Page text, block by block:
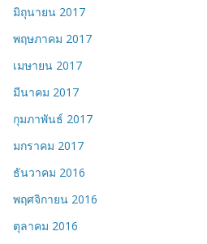
มิถุนายน 2017
พฤษภาคม 2017
เมษายน 2017
มีนาคม 2017
กุมภาพันธ์ 2017
มกราคม 2017
ธันวาคม 2016
พฤศจิกายน 2016
ตุลาคม 2016